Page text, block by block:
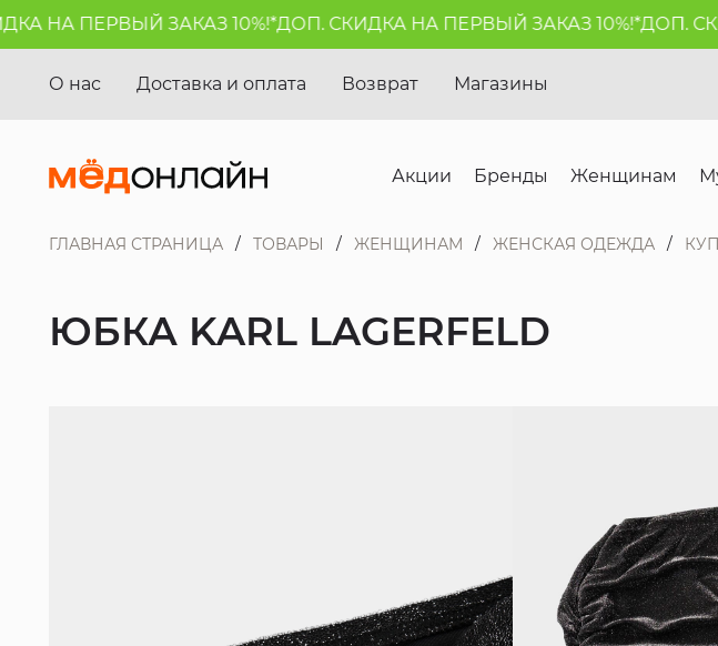
НА ПЕРВЫЙ ЗАКАЗ 10%!*ДОП. СКИДКА НА ПЕРВЫЙ ЗАКАЗ 10%!*ДОП.
О нас Доставка и оплата Возврат Магазины
Акции Бренды Женщинам
ГЛАВНАЯ СТРАНИЦА ТОВАРЫ ЖЕНЩИНАМ ЖЕНСКАЯ ОДЕЖДА
ЮБКА KARL LAGERFELD